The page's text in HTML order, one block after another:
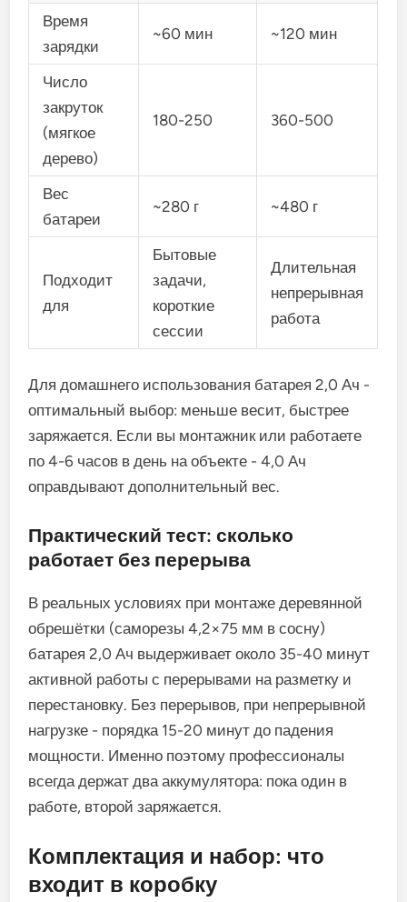
Время
зарядки
~60 мин ~120 мин
Число
закруток
(мягкое
дерево)
180-250 360-500
Вес
батареи
~280 г ~480 г
Подходит
для
Бытовые
задачи,
короткие
сессии
Длительная
непрерывная
работа
Для домашнего использования батарея 2,0 Ач -
оптимальный выбор: меньше весит, быстрее
заряжается. Если вы монтажник или работаете
по 4-6 часов в день на объекте - 4,0 Ач
оправдывают дополнительный вес.
Практический тест: сколько
работает без перерыва
В реальных условиях при монтаже деревянной
обрешётки (саморезы 4,2×75 мм в сосну)
батарея 2,0 Ач выдерживает около 35-40 минут
активной работы с перерывами на разметку и
перестановку. Без перерывов, при непрерывной
нагрузке - порядка 15-20 минут до падения
мощности. Именно поэтому профессионалы
всегда держат два аккумулятора: пока один в
работе, второй заряжается.
Комплектация и набор: что
входит в коробку